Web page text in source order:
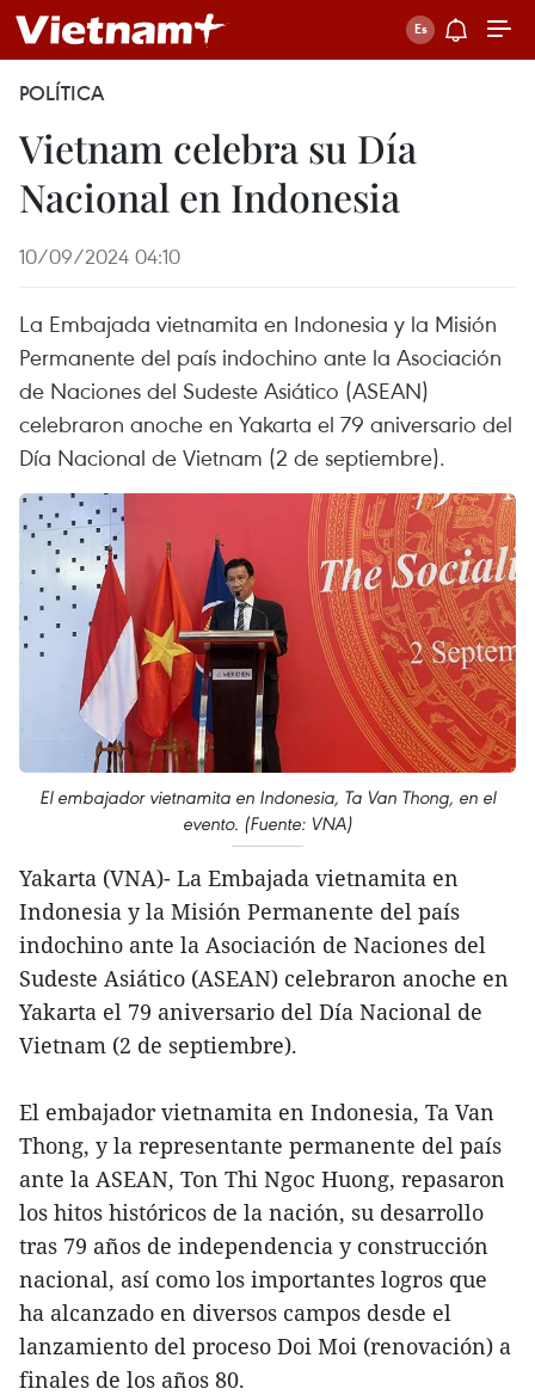
POLÍTICA
Vietnam celebra su Día
Nacional en Indonesia
10/09/2024 04:10
La Embajada vietnamita en Indonesia y la Misión
Permanente del país indochino ante la Asociación
de Naciones del Sudeste Asiático (ASEAN)
celebraron anoche en Yakarta el 79 aniversario del
Día Nacional de Vietnam (2 de septiembre).
El embajador vietnamita en Indonesia, Ta Van Thong, en el
evento. (Fuente: VNA)
Yakarta (VNA)- La Embajada vietnamita en
Indonesia y la Misión Permanente del país
indochino ante la Asociación de Naciones del
Sudeste Asiático (ASEAN) celebraron anoche en
Yakarta el 79 aniversario del Día Nacional de
Vietnam (2 de septiembre).
El embajador vietnamita en Indonesia, Ta Van
Thong, y la representante permanente del país
ante la ASEAN, Ton Thi Ngoc Huong, repasaron
los hitos históricos de la nación, su desarrollo
tras 79 años de independencia y construcción
nacional, así como los importantes logros que
ha alcanzado en diversos campos desde el
lanzamiento del proceso Doi Moi (renovación) a
finales de los años 80.